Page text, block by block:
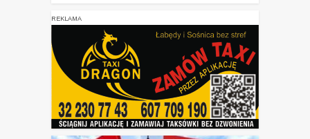
REKLAMA